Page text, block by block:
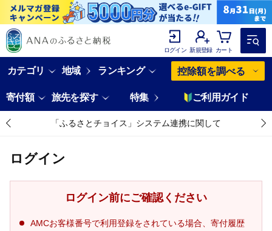
ログイン 新規登録 カート
カテゴリ 地域 ランキング 控除額を調べる
寄付額 旅先を探す 特集 ご利用ガイド
「ふるさとチョイス」システム連携に関して
ログイン
ログイン前にご確認ください
AMCお客様番号で利用登録をされている場合、寄付履歴